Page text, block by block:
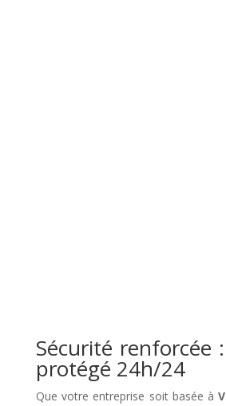
Sécurité renforcée
protégé 24h/24
Que votre entreprise soit basée à